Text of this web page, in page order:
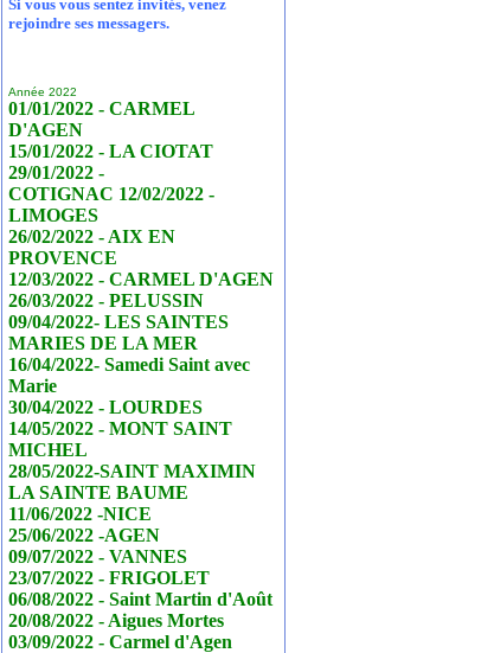
Si vous vous sentez invités, venez
rejoindre ses messagers.
Année 2022
01/01/2022 - CARMEL
D'AGEN
15/01/2022 - LA CIOTAT
29/01/2022 -
COTIGNAC 12/02/2022 -
LIMOGES
26/02/2022 - AIX EN
PROVENCE
12/03/2022 - CARMEL D'AGEN
26/03/2022 - PELUSSIN
09/04/2022- LES SAINTES
MARIES DE LA MER
16/04/2022- Samedi Saint avec
Marie
30/04/2022 - LOURDES
14/05/2022 - MONT SAINT
MICHEL
28/05/2022-SAINT MAXIMIN
LA SAINTE BAUME
11/06/2022 -NICE
25/06/2022 -AGEN
09/07/2022 - VANNES
23/07/2022 - FRIGOLET
06/08/2022 - Saint Martin d'Août
20/08/2022 - Aigues Mortes
03/09/2022 - Carmel d'Agen